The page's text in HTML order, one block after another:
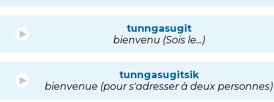
tunngasugit
bienvenu (Sois le...)
tunngasugitsik
bienvenue (pour s'adresser à deux personnes)